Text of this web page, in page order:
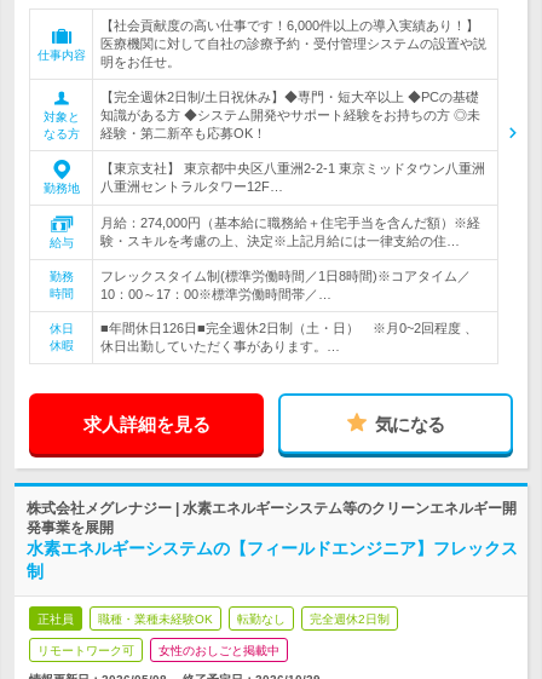
仕事内容
【社会貢献度の高い仕事です！6,000件以上の導入実績あり！】
医療機関に対して自社の診療予約・受付管理システムの設置や説
明をお任せ。
対象と
なる方
【完全週休2日制/土日祝休み】◆専門・短大卒以上 ◆PCの基礎
知識がある方 ◆システム開発やサポート経験をお持ちの方 ◎未
経験・第二新卒も応募OK！
勤務地
【東京支社】 東京都中央区八重洲2-2-1 東京ミッドタウン八重洲
八重洲セントラルタワー12F…
給与
月給：274,000円（基本給に職務給＋住宅手当を含んだ額）※経
験・スキルを考慮の上、決定※上記月給には一律支給の住…
勤務
時間
フレックスタイム制(標準労働時間／1日8時間)※コアタイム／
10：00～17：00※標準労働時間帯／…
休日
休暇
■年間休日126日■完全週休2日制（土・日） ※月0~2回程度 、
休日出勤していただく事があります。…
求人詳細を見る 気になる
株式会社メグレナジー | 水素エネルギーシステム等のクリーンエネルギー開
発事業を展開
水素エネルギーシステムの【フィールドエンジニア】フレックス
制
正社員 職種・業種未経験OK 転勤なし 完全週休2日制
リモートワーク可 女性のおしごと掲載中